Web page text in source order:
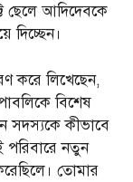
ছেলে আদিদেবকে
দিচ্ছেন।
করে লিখেছেন,
বিশেষ
সদস্যকে কীভাবে
পরিবারে নতুন
তোমার